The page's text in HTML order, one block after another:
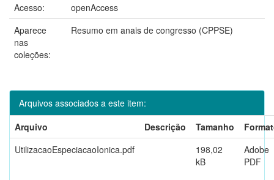
Acesso:
openAccess
Aparece
nas
coleções:
Resumo em anais de congresso (CPPSE)
Arquivos associados a este item:
Arquivo
Descrição Tamanho
UtilizacaoEspeciacaoIonica.pdf
198,02
kB
Adobe
PDF